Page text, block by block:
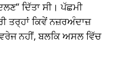
ਦਿੱਤਾ ਸੀ। ਪੱਛਮੀ
ਤਰ੍ਹਾਂ ਕਿਵੇਂ ਨਜ਼ਰਅੰਦਾਜ਼
ਨਹੀਂ, ਬਲਕਿ ਅਸਲ ਵਿੱਚ